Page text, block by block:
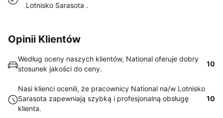
Lotnisko Sarasota .
Opinii Klientów
Według oceny naszych klientów, National oferuje dobry
stosunek jakości do ceny.
10
Nasi klienci ocenili, że pracownicy National na/w Lotnisko
Sarasota zapewniają szybką i profesjonalną obsługę
klienta.
10